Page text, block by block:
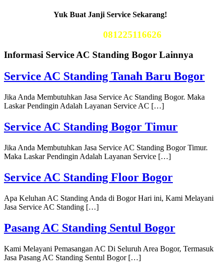
Yuk Buat Janji Service Sekarang!
081225116626
Informasi Service AC Standing Bogor Lainnya
Service AC Standing Tanah Baru Bogor
Jika Anda Membutuhkan Jasa Service Ac Standing Bogor. Maka
Laskar Pendingin Adalah Layanan Service AC […]
Service AC Standing Bogor Timur
Jika Anda Membutuhkan Jasa Service AC Standing Bogor Timur.
Maka Laskar Pendingin Adalah Layanan Service […]
Service AC Standing Floor Bogor
Apa Keluhan AC Standing Anda di Bogor Hari ini, Kami Melayani
Jasa Service AC Standing […]
Pasang AC Standing Sentul Bogor
Kami Melayani Pemasangan AC Di Seluruh Area Bogor, Termasuk
Jasa Pasang AC Standing Sentul Bogor […]